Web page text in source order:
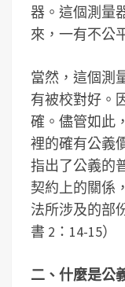
器。這個測量
來，一有不公
當然，這個測
有被校對好。
確。儘管如此
裡的確有公義
指出了公義的
契約上的關係
法所涉及的部
書 2：14-15）
二、什麼是公